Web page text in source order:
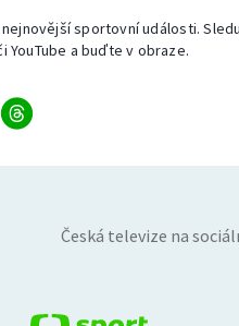
sportovní události.
YouTube a buďte v obraze.
Česká televize na